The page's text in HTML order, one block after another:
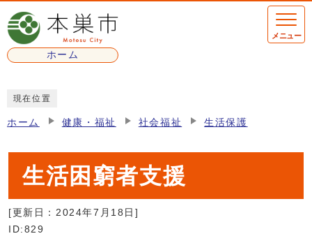
ページの先頭です
ホーム
メニュー
現在位置
ホーム 健康・福祉 社会福祉 生活保護
生活困窮者支援
[更新日： 2024年7月18日 ]
ID:829